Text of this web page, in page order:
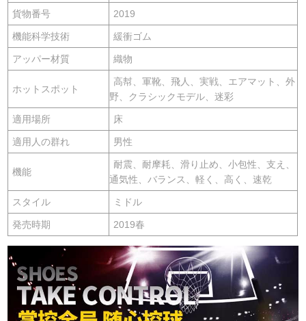
貨物番号 2019
機能科学技術 緩衝ゴム
アッパー材質 織物
ホットスポット
高幇、軍靴、飛人、実戦、エアマット、外
野、クラシックモデル、迷彩
適用場所 床
適用人の群れ 男性
機能
耐震、耐摩耗、滑り止め、小包性、支え、
通気性、バランス、軽く、高く、速乾
スタイル ミドル
発売時期 2019春